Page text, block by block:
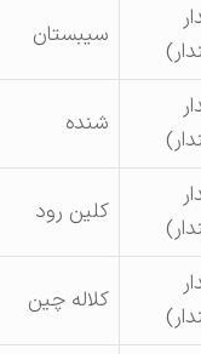
سیبستان
شنده
کلین رود
کلاله چین